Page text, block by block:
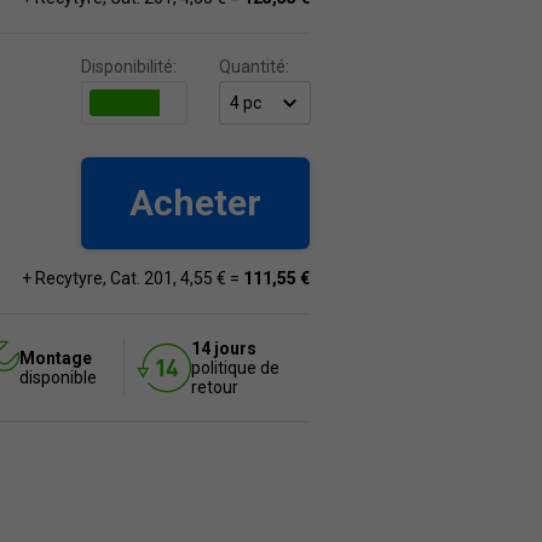
Disponibilité: Quantité:
Acheter
+ Recytyre, Cat. 201, 4,55 € = 111,55 €
Montage
disponible
14 jours
politique de
retour